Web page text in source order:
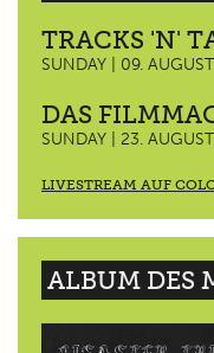
TRACKS 'N'
SUNDAY | 09.
DAS
SUNDAY | 23.
LIVESTREAM AUF
ALBUM DES